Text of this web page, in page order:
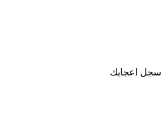
سجل اعجابك